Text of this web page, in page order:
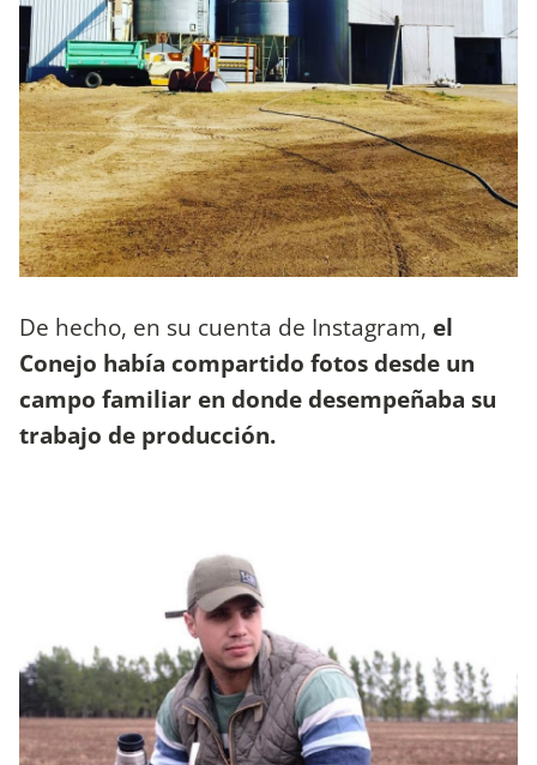
De hecho, en su cuenta de Instagram, el
Conejo había compartido fotos desde un
campo familiar en donde desempeñaba su
trabajo de producción.